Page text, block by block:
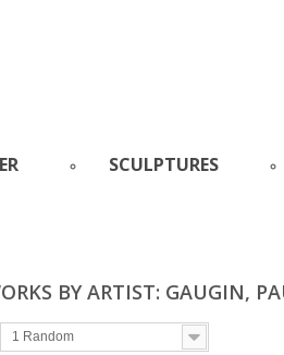
SCULPTURES
BY ARTIST: GAUGIN,
1 Random